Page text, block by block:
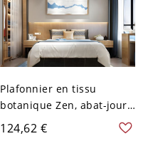
Plafonnier en tissu
botanique Zen, abat-jour
lotus artistique & lumière
douce sans
124,62 €